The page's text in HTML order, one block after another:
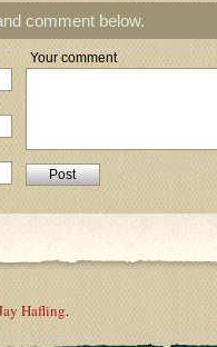
comment below.
Your comment
Hafling.